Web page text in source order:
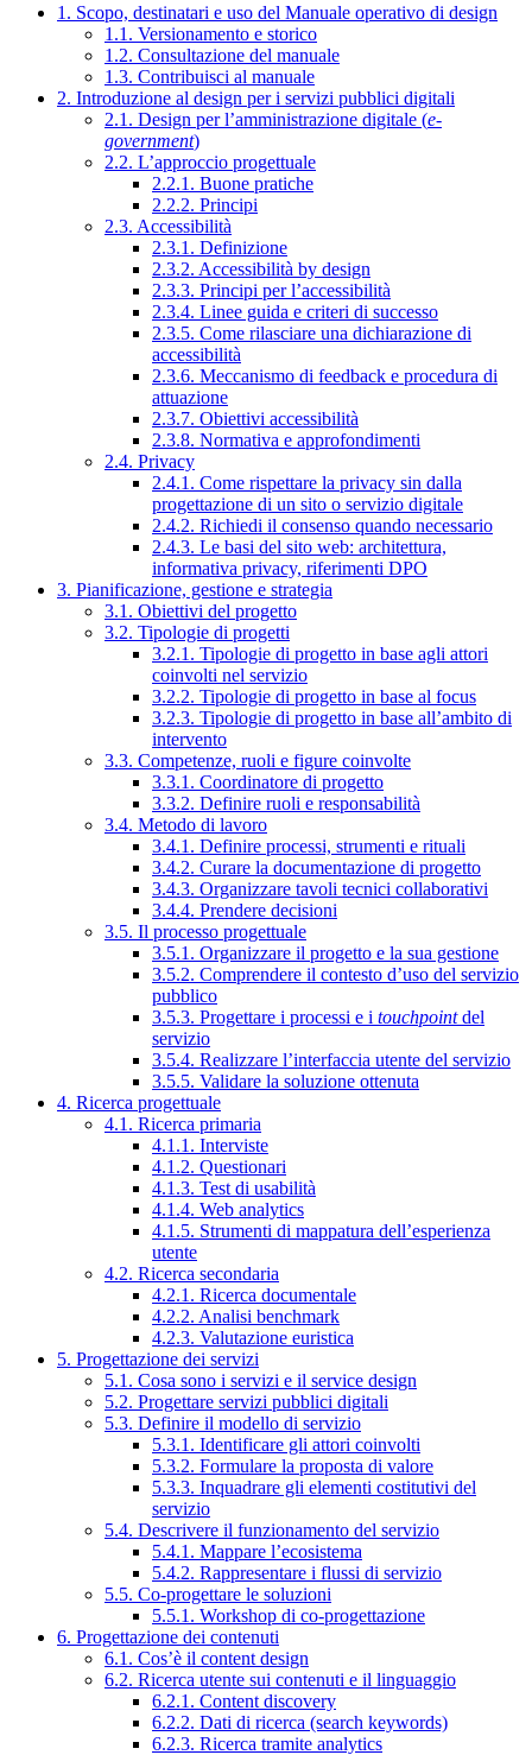
1. Scopo, destinatari e uso del Manuale operativo di design
1.1. Versionamento e storico
1.2. Consultazione del manuale
1.3. Contribuisci al manuale
2. Introduzione al design per i servizi pubblici digitali
2.1. Design per l’amministrazione digitale (e-
government)
2.2. L’approccio progettuale
2.2.1. Buone pratiche
2.2.2. Principi
2.3. Accessibilità
2.3.1. Definizione
2.3.2. Accessibilità by design
2.3.3. Principi per l’accessibilità
2.3.4. Linee guida e criteri di successo
2.3.5. Come rilasciare una dichiarazione di
accessibilità
2.3.6. Meccanismo di feedback e procedura di
attuazione
2.3.7. Obiettivi accessibilità
2.3.8. Normativa e approfondimenti
2.4. Privacy
2.4.1. Come rispettare la privacy sin dalla
progettazione di un sito o servizio digitale
2.4.2. Richiedi il consenso quando necessario
2.4.3. Le basi del sito web: architettura,
informativa privacy, riferimenti DPO
3. Pianificazione, gestione e strategia
3.1. Obiettivi del progetto
3.2. Tipologie di progetti
3.2.1. Tipologie di progetto in base agli attori
coinvolti nel servizio
3.2.2. Tipologie di progetto in base al focus
3.2.3. Tipologie di progetto in base all’ambito di
intervento
3.3. Competenze, ruoli e figure coinvolte
3.3.1. Coordinatore di progetto
3.3.2. Definire ruoli e responsabilità
3.4. Metodo di lavoro
3.4.1. Definire processi, strumenti e rituali
3.4.2. Curare la documentazione di progetto
3.4.3. Organizzare tavoli tecnici collaborativi
3.4.4. Prendere decisioni
3.5. Il processo progettuale
3.5.1. Organizzare il progetto e la sua gestione
3.5.2. Comprendere il contesto d’uso del servizio
pubblico
3.5.3. Progettare i processi e i touchpointdel
servizio
3.5.4. Realizzare l’interfaccia utente del servizio
3.5.5. Validare la soluzione ottenuta
4. Ricerca progettuale
4.1. Ricerca primaria
4.1.1. Interviste
4.1.2. Questionari
4.1.3. Test di usabilità
4.1.4. Web analytics
4.1.5. Strumenti di mappatura dell’esperienza
utente
4.2. Ricerca secondaria
4.2.1. Ricerca documentale
4.2.2. Analisi benchmark
4.2.3. Valutazione euristica
5. Progettazione dei servizi
5.1. Cosa sono i servizi e il service design
5.2. Progettare servizi pubblici digitali
5.3. Definire il modello di servizio
5.3.1. Identificare gli attori coinvolti
5.3.2. Formulare la proposta di valore
5.3.3. Inquadrare gli elementi costitutivi del
servizio
5.4. Descrivere il funzionamento del servizio
5.4.1. Mappare l’ecosistema
5.4.2. Rappresentare i flussi di servizio
5.5. Co-progettare le soluzioni
5.5.1. Workshop di co-progettazione
6. Progettazione dei contenuti
6.1. Cos’è il content design
6.2. Ricerca utente sui contenuti e il linguaggio
6.2.1. Content discovery
6.2.2. Dati di ricerca (search keywords)
6.2.3. Ricerca tramite analytics